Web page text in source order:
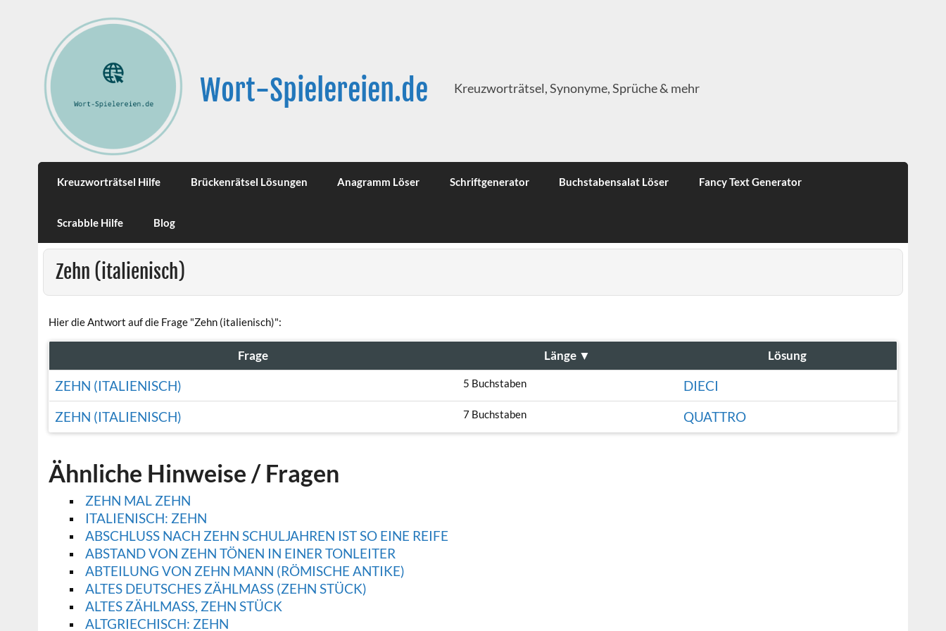
Wort-Spielereien.de Kreuzworträtsel, Synonyme, Sprüche & mehr
Kreuzworträtsel Hilfe Brückenrätsel Lösungen Anagramm Löser Schriftgenerator Buchstabensalat Löser Fancy Text Generator
Scrabble Hilfe Blog
Zehn (italienisch)
Hier die Antwort auf die Frage "Zehn (italienisch)":
Frage Länge ▼ Lösung
ZEHN (ITALIENISCH) 5 Buchstaben
DIECI
ZEHN (ITALIENISCH)
7 Buchstaben QUATTRO
Ähnliche Hinweise / Fragen
ZEHN MAL ZEHN
ITALIENISCH: ZEHN
ABSCHLUSS NACH ZEHN SCHULJAHREN IST SO EINE REIFE
ABSTAND VON ZEHN TÖNEN IN EINER TONLEITER
ABTEILUNG VON ZEHN MANN (RÖMISCHE ANTIKE)
ALTES DEUTSCHES ZÄHLMASS (ZEHN STÜCK)
ALTES ZÄHLMASS, ZEHN STÜCK
ALTGRIECHISCH: ZEHN